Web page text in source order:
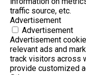
traffic source, etc.
Advertisement
Advertisement
Advertisement
relevant ads and
track visitors across
provide customized